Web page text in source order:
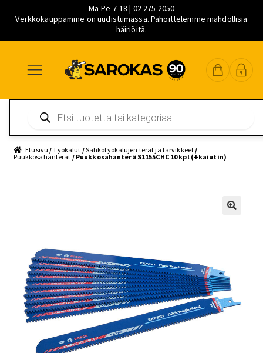
Ma-Pe 7-18 | 02 275 2050
Verkkokauppamme on uudistumassa. Pahoittelemme mahdollisia
häiriöitä.
navigointiin
sisältöön
pääsisältöön
search
Etusivu /Työkalut /Sähkötyökalujen terät ja tarvikkeet /
Puukkosahanterät / Puukkosahanterä S1155CHC 10 kpl (+kaiutin)